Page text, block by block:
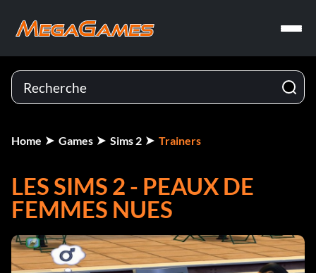
Home Games Sims 2 Trainers
LES SIMS 2 - PEAUX DE
FEMMES NUES